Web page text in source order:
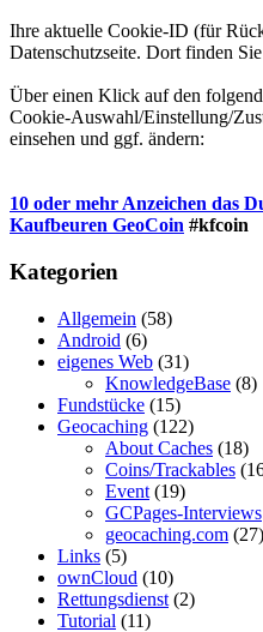
Ihre aktuelle Cookie-ID (für
Datenschutzseite. Dort finden
Über einen Klick auf den
Cookie-Auswahl/Einstellung/
einsehen und ggf. ändern:
10 oder mehr Anzeichen das
Kaufbeuren GeoCoin #kfcoin
Kategorien
Allgemein (58)
Android (6)
eigenes Web (31)
KnowledgeBase (8)
Fundstücke (15)
Geocaching (122)
About Caches (18)
Coins/Trackables
Event (19)
GCPages-Interviews
geocaching.com (27)
Links (5)
ownCloud (10)
Rettungsdienst (2)
Tutorial (11)